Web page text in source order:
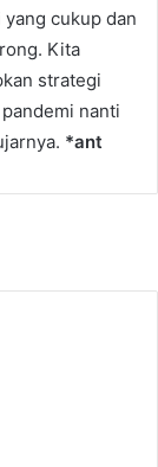
cukup dan
Kita
strategi
nanti
*ant